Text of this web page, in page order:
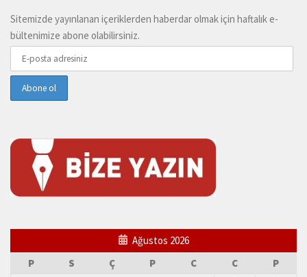
Sitemizde yayınlanan içeriklerden haberdar olmak için haftalık e-
bültenimize abone olabilirsiniz.
Ağustos 2026
P
S Ç P C C
P